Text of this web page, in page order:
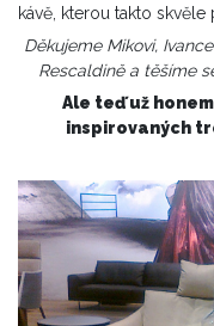
kávě, kterou takto skvěle
Děkujeme Mikovi,
Rescaldině a těšíme
Ale teď už
inspirovaných